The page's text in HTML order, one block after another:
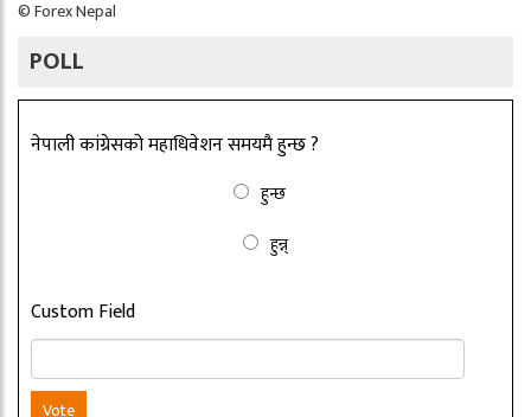
©Forex Nepal
POLL
नेपाली कांग्रेसको महाधिवेशन समयमै हुन्छ ?
हुन्छ
हुन्न्
Custom Field
Vote